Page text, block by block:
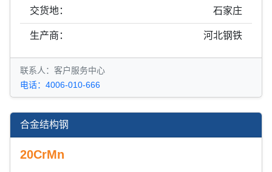
交货地： 石家庄
生产商： 河北钢铁
联系人：客户服务中心
电话：4006-010-666
合金结构钢
20CrMn